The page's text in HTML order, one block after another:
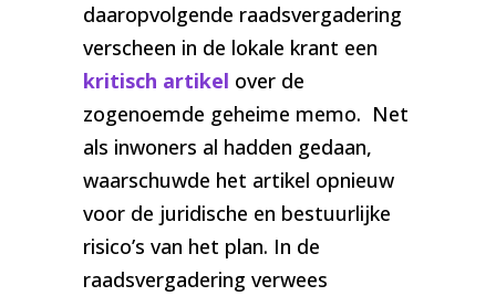
daaropvolgende raadsvergadering
verscheen in de lokale krant een
kritisch artikel over de
zogenoemde geheime memo. Net
als inwoners al hadden gedaan,
waarschuwde het artikel opnieuw
voor de juridische en bestuurlijke
risico’s van het plan. In de
raadsvergadering verwees